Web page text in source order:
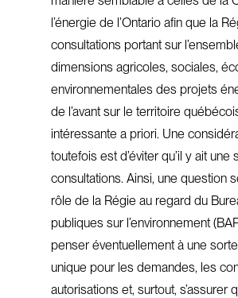
l’énergie de l’Ontario afin que la
consultations portant sur
dimensions agricoles, sociales,
environnementales des projets
de l’avant sur le territoire
intéressante a priori. Une
toutefois est d’éviter qu’il y ait
consultations. Ainsi, une question
rôle de la Régie au regard du
publiques sur l’environnement
penser éventuellement à une
unique pour les demandes, les
autorisations et, surtout, s’assurer